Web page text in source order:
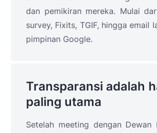
dan pemikiran mereka. Mulai
survey, Fixits, TGIF, hingga email
pimpinan Google.
Transparansi adalah
paling utama
Setelah meeting dengan Dewan